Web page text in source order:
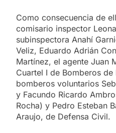
Como consecuencia de
comisario inspector
subinspectora Anahí
Veliz, Eduardo Adrián
Martínez, el agente Juan
Cuartel I de Bomberos
bomberos voluntarios
y Facundo Ricardo
Rocha) y Pedro Esteban
Araujo, de Defensa Civil.